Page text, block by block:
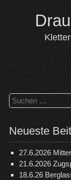
content
Suchen
nach:
Neueste
27.6.2026
21.6.2026
18.6.26